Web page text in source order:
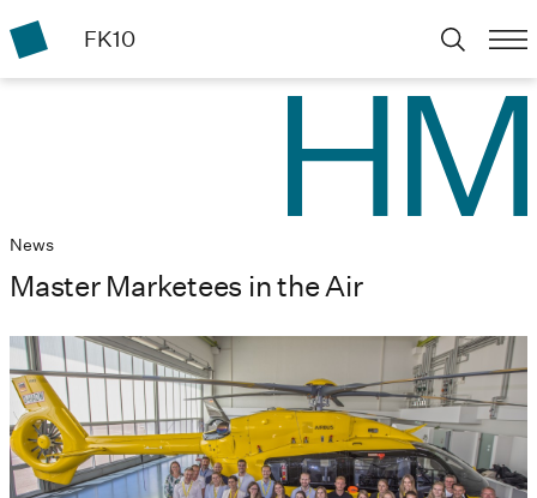
FK10
News
Master Marketees in the Air